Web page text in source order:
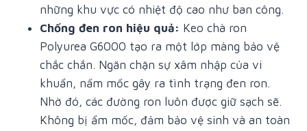
những khu vực có nhiệt độ cao như ban công.
Chống đen ron hiệu quả: Keo chà ron
Polyurea G6000 tạo ra một lớp màng bảo vệ
chắc chắn. Ngăn chặn sự xâm nhập của vi
khuẩn, nấm mốc gây ra tình trạng đen ron.
Nhờ đó, các đường ron luôn được giữ sạch sẽ.
Không bị ẩm mốc, đảm bảo vệ sinh và an toàn